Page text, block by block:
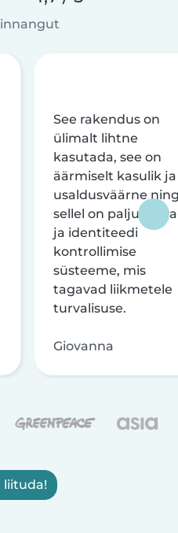
See rakendus on
ülimalt lihtne
kasutada, see on
äärmiselt kasulik ja
usaldusväärne
sellel on palju
ja identiteedi
kontrollimise
süsteeme, mis
tagavad liikmetele
turvalisuse.
Giovanna
liituda!